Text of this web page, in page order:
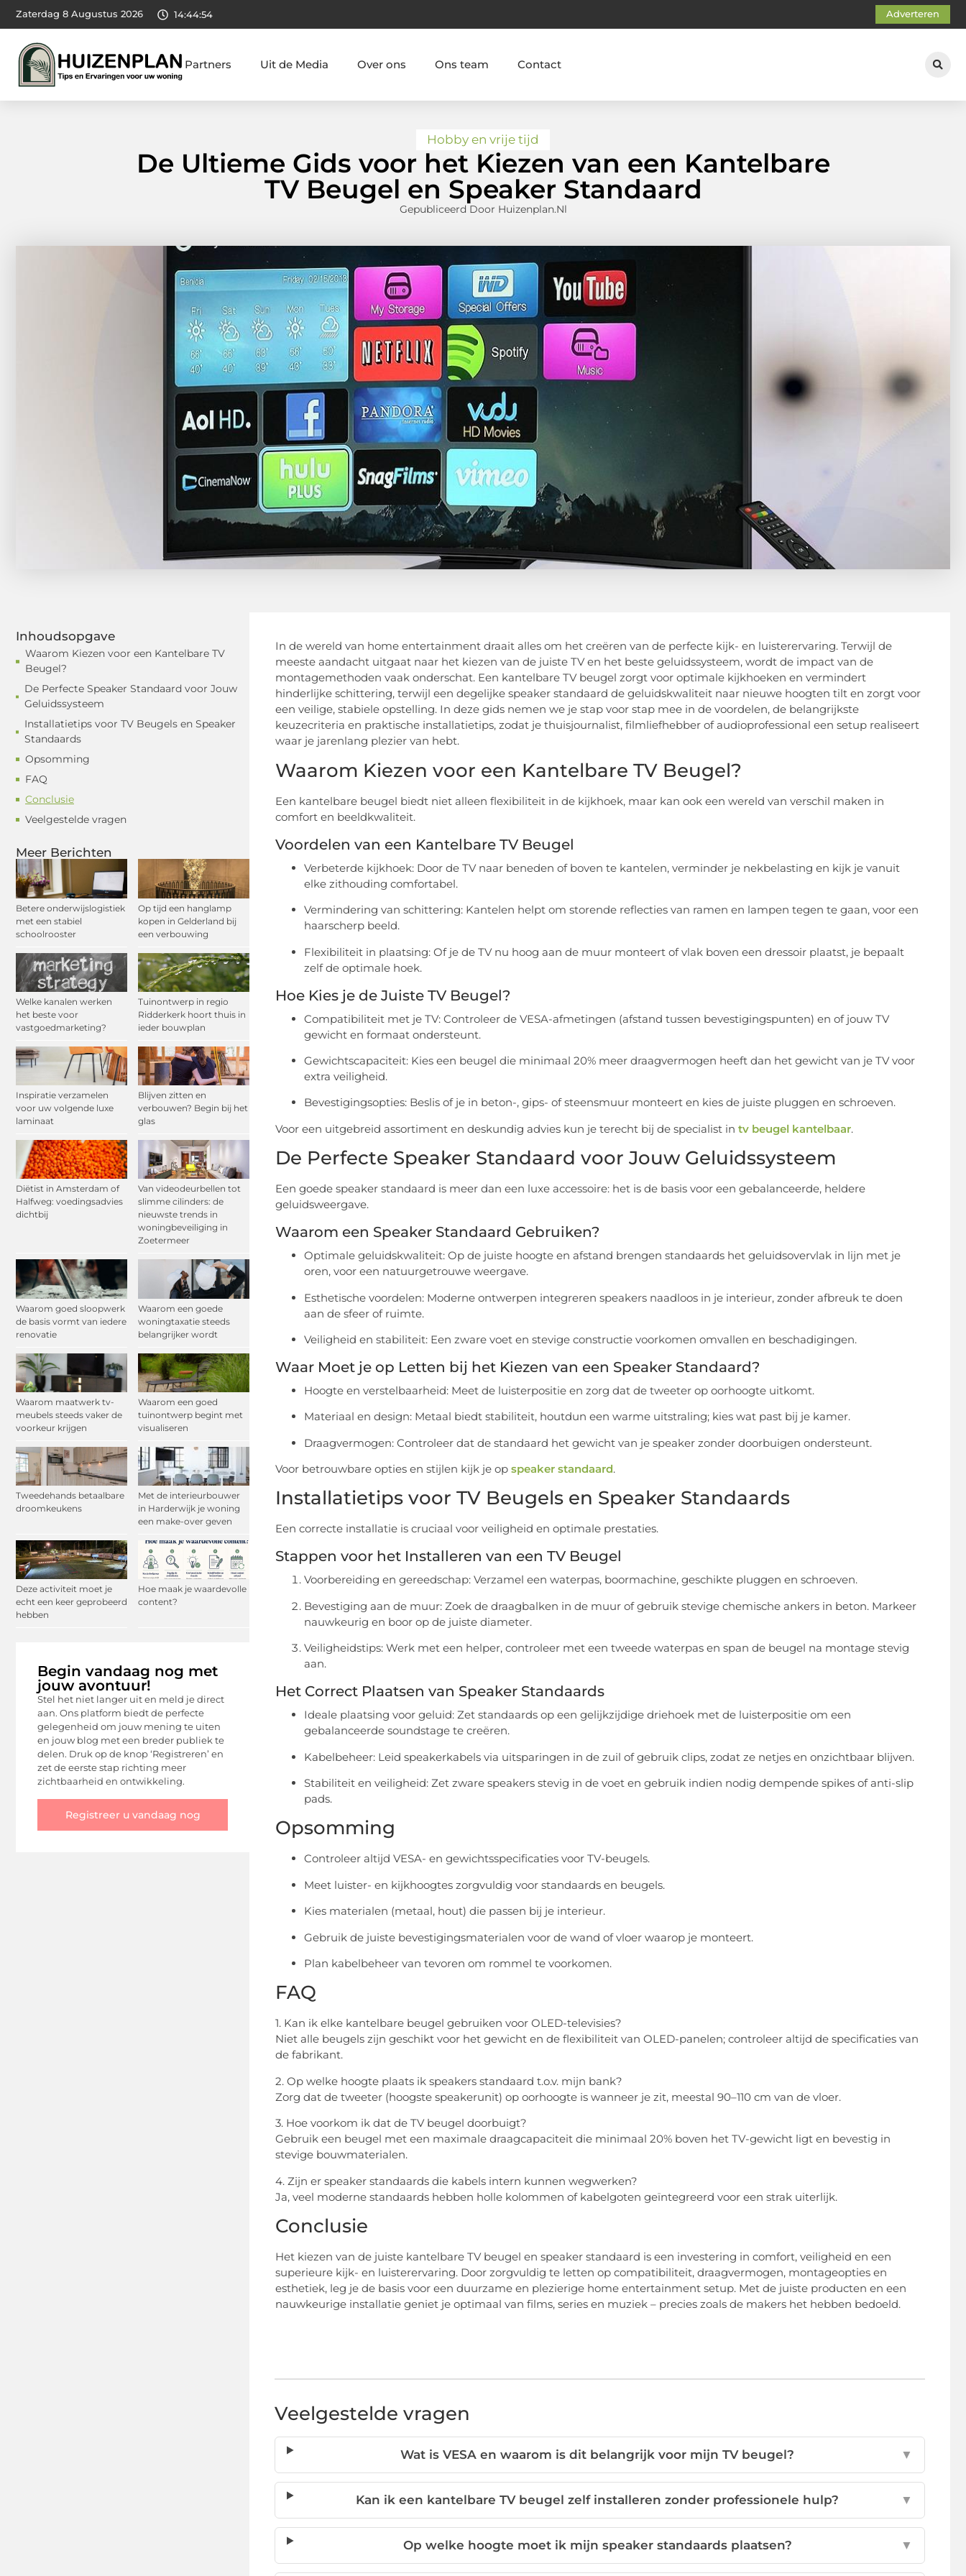
Zaterdag 8 Augustus 2026 14:44:56 Adverteren
Partners Uit de Media Over ons Ons team Contact
Hobby en vrije tijd
De Ultieme Gids voor het Kiezen van een Kantelbare
TV Beugel en Speaker Standaard
Gepubliceerd Door Huizenplan.nl
Inhoudsopgave
Waarom Kiezen voor een Kantelbare TV
Beugel?
De Perfecte Speaker Standaard voor Jouw
Geluidssysteem
Installatietips voor TV Beugels en Speaker
Standaards
Opsomming
FAQ
Conclusie
Veelgestelde vragen
Meer Berichten
Betere onderwijslogistiek
met een stabiel
schoolrooster
Op tijd een hanglamp
kopen in Gelderland bij
een verbouwing
Welke kanalen werken
het beste voor
vastgoedmarketing?
Tuinontwerp in regio
Ridderkerk hoort thuis in
ieder bouwplan
Inspiratie verzamelen
voor uw volgende luxe
laminaat
Blijven zitten en
verbouwen? Begin bij het
glas
Diëtist in Amsterdam of
Halfweg: voedingsadvies
dichtbij
Van videodeurbellen tot
slimme cilinders: de
nieuwste trends in
woningbeveiliging in
Zoetermeer
Waarom goed sloopwerk
de basis vormt van iedere
renovatie
Waarom een goede
woningtaxatie steeds
belangrijker wordt
Waarom maatwerk tv-
meubels steeds vaker de
voorkeur krijgen
Waarom een goed
tuinontwerp begint met
visualiseren
Tweedehands betaalbare
droomkeukens
Met de interieurbouwer
in Harderwijk je woning
een make-over geven
Deze activiteit moet je
echt een keer geprobeerd
hebben
Hoe maak je waardevolle
content?
Begin vandaag nog met
jouw avontuur!
Stel het niet langer uit en meld je direct
aan. Ons platform biedt de perfecte
gelegenheid om jouw mening te uiten
en jouw blog met een breder publiek te
delen. Druk op de knop ‘Registreren’ en
zet de eerste stap richting meer
zichtbaarheid en ontwikkeling.
Registreer u vandaag nog
In de wereld van home entertainment draait alles om het creëren van de perfecte kijk- en luisterervaring. Terwijl de
meeste aandacht uitgaat naar het kiezen van de juiste TV en het beste geluidssysteem, wordt de impact van de
montagemethoden vaak onderschat. Een kantelbare TV beugel zorgt voor optimale kijkhoeken en vermindert
hinderlijke schittering, terwijl een degelijke speaker standaard de geluidskwaliteit naar nieuwe hoogten tilt en zorgt voor
een veilige, stabiele opstelling. In deze gids nemen we je stap voor stap mee in de voordelen, de belangrijkste
keuzecriteria en praktische installatietips, zodat je thuisjournalist, filmliefhebber of audioprofessional een setup realiseert
waar je jarenlang plezier van hebt.
Waarom Kiezen voor een Kantelbare TV Beugel?
Een kantelbare beugel biedt niet alleen flexibiliteit in de kijkhoek, maar kan ook een wereld van verschil maken in
comfort en beeldkwaliteit.
Voordelen van een Kantelbare TV Beugel
Verbeterde kijkhoek: Door de TV naar beneden of boven te kantelen, verminder je nekbelasting en kijk je vanuit
elke zithouding comfortabel.
Vermindering van schittering: Kantelen helpt om storende reflecties van ramen en lampen tegen te gaan, voor een
haarscherp beeld.
Flexibiliteit in plaatsing: Of je de TV nu hoog aan de muur monteert of vlak boven een dressoir plaatst, je bepaalt
zelf de optimale hoek.
Hoe Kies je de Juiste TV Beugel?
Compatibiliteit met je TV: Controleer de VESA-afmetingen (afstand tussen bevestigingspunten) en of jouw TV
gewicht en formaat ondersteunt.
Gewichtscapaciteit: Kies een beugel die minimaal 20% meer draagvermogen heeft dan het gewicht van je TV voor
extra veiligheid.
Bevestigingsopties: Beslis of je in beton-, gips- of steensmuur monteert en kies de juiste pluggen en schroeven.
Voor een uitgebreid assortiment en deskundig advies kun je terecht bij de specialist in tv beugel kantelbaar.
De Perfecte Speaker Standaard voor Jouw Geluidssysteem
Een goede speaker standaard is meer dan een luxe accessoire: het is de basis voor een gebalanceerde, heldere
geluidsweergave.
Waarom een Speaker Standaard Gebruiken?
Optimale geluidskwaliteit: Op de juiste hoogte en afstand brengen standaards het geluidsovervlak in lijn met je
oren, voor een natuurgetrouwe weergave.
Esthetische voordelen: Moderne ontwerpen integreren speakers naadloos in je interieur, zonder afbreuk te doen
aan de sfeer of ruimte.
Veiligheid en stabiliteit: Een zware voet en stevige constructie voorkomen omvallen en beschadigingen.
Waar Moet je op Letten bij het Kiezen van een Speaker Standaard?
Hoogte en verstelbaarheid: Meet de luisterpositie en zorg dat de tweeter op oorhoogte uitkomt.
Materiaal en design: Metaal biedt stabiliteit, houtdun een warme uitstraling; kies wat past bij je kamer.
Draagvermogen: Controleer dat de standaard het gewicht van je speaker zonder doorbuigen ondersteunt.
Voor betrouwbare opties en stijlen kijk je op speaker standaard.
Installatietips voor TV Beugels en Speaker Standaards
Een correcte installatie is cruciaal voor veiligheid en optimale prestaties.
Stappen voor het Installeren van een TV Beugel
Voorbereiding en gereedschap: Verzamel een waterpas, boormachine, geschikte pluggen en schroeven.
Bevestiging aan de muur: Zoek de draagbalken in de muur of gebruik stevige chemische ankers in beton. Markeer
nauwkeurig en boor op de juiste diameter.
Veiligheidstips: Werk met een helper, controleer met een tweede waterpas en span de beugel na montage stevig
aan.
Het Correct Plaatsen van Speaker Standaards
Ideale plaatsing voor geluid: Zet standaards op een gelijkzijdige driehoek met de luisterpositie om een
gebalanceerde soundstage te creëren.
Kabelbeheer: Leid speakerkabels via uitsparingen in de zuil of gebruik clips, zodat ze netjes en onzichtbaar blijven.
Stabiliteit en veiligheid: Zet zware speakers stevig in de voet en gebruik indien nodig dempende spikes of anti-slip
pads.
Opsomming
Controleer altijd VESA- en gewichtsspecificaties voor TV-beugels.
Meet luister- en kijkhoogtes zorgvuldig voor standaards en beugels.
Kies materialen (metaal, hout) die passen bij je interieur.
Gebruik de juiste bevestigingsmaterialen voor de wand of vloer waarop je monteert.
Plan kabelbeheer van tevoren om rommel te voorkomen.
FAQ
1. Kan ik elke kantelbare beugel gebruiken voor OLED-televisies?
Niet alle beugels zijn geschikt voor het gewicht en de flexibiliteit van OLED-panelen; controleer altijd de specificaties van
de fabrikant.
2. Op welke hoogte plaats ik speakers standaard t.o.v. mijn bank?
Zorg dat de tweeter (hoogste speakerunit) op oorhoogte is wanneer je zit, meestal 90–110 cm van de vloer.
3. Hoe voorkom ik dat de TV beugel doorbuigt?
Gebruik een beugel met een maximale draagcapaciteit die minimaal 20% boven het TV-gewicht ligt en bevestig in
stevige bouwmaterialen.
4. Zijn er speaker standaards die kabels intern kunnen wegwerken?
Ja, veel moderne standaards hebben holle kolommen of kabelgoten geïntegreerd voor een strak uiterlijk.
Conclusie
Het kiezen van de juiste kantelbare TV beugel en speaker standaard is een investering in comfort, veiligheid en een
superieure kijk- en luisterervaring. Door zorgvuldig te letten op compatibiliteit, draagvermogen, montageopties en
esthetiek, leg je de basis voor een duurzame en plezierige home entertainment setup. Met de juiste producten en een
nauwkeurige installatie geniet je optimaal van films, series en muziek – precies zoals de makers het hebben bedoeld.
Veelgestelde vragen
Wat is VESA en waarom is dit belangrijk voor mijn TV beugel? ▼
Kan ik een kantelbare TV beugel zelf installeren zonder professionele hulp? ▼
Op welke hoogte moet ik mijn speaker standaards plaatsen? ▼